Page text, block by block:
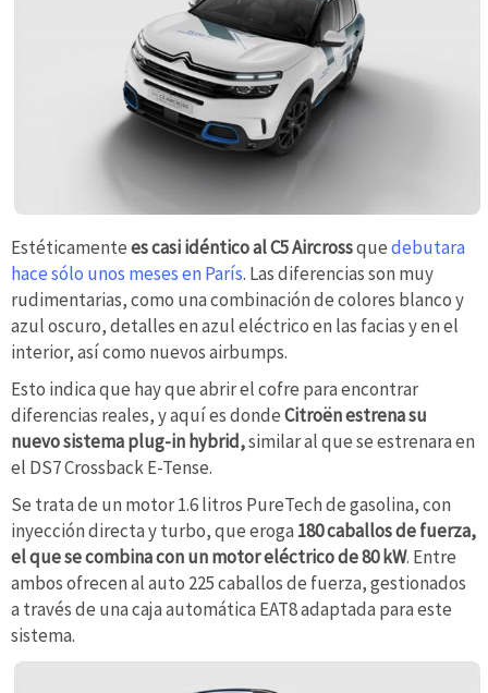
Estéticamentees casi idéntico al C5 Aircrossquedebutara
hace sólo unos meses en París. Las diferencias son muy
rudimentarias, como una combinación de colores blanco y
azul oscuro, detalles en azul eléctrico en las facias y en el
interior, así como nuevos airbumps.
Esto indica que hay que abrir el cofre para encontrar
diferencias reales, y aquí es dondeCitroën estrena su
nuevo sistema plug-in hybrid,similar al que se estrenara en
el DS7 Crossback E-Tense.
Se trata de un motor 1.6 litros PureTech de gasolina, con
inyección directa y turbo, que eroga 180 caballos de fuerza,
el que se combina con un motor eléctrico de 80 kW. Entre
ambos ofrecen al auto 225 caballos de fuerza, gestionados
a través de una caja automática EAT8 adaptada para este
sistema.